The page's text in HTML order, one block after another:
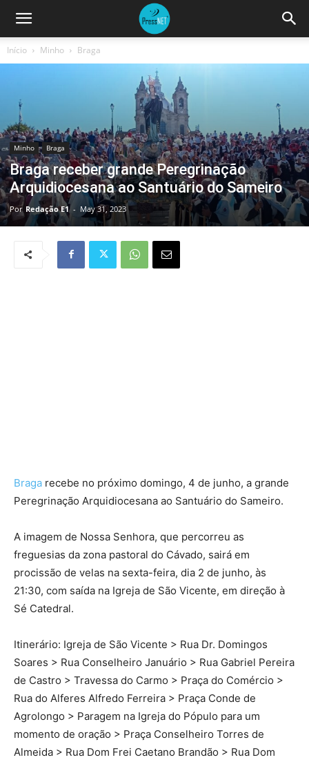
Início Minho Braga
Minho Braga
Braga receber grande Peregrinação
Arquidiocesana ao Santuário do Sameiro
Por Redação E1 - May 31, 2023
Braga recebe no próximo domingo, 4 de junho, a grande
Peregrinação Arquidiocesana ao Santuário do Sameiro.
A imagem de Nossa Senhora, que percorreu as
freguesias da zona pastoral do Cávado, sairá em
procissão de velas na sexta-feira, dia 2 de junho, às
21:30, com saída na Igreja de São Vicente, em direção à
Sé Catedral.
Itinerário: Igreja de São Vicente > Rua Dr. Domingos
Soares > Rua Conselheiro Januário > Rua Gabriel Pereira
de Castro > Travessa do Carmo > Praça do Comércio >
Rua do Alferes Alfredo Ferreira > Praça Conde de
Agrolongo > Paragem na Igreja do Pópulo para um
momento de oração > Praça Conselheiro Torres de
Almeida > Rua Dom Frei Caetano Brandão > Rua Dom